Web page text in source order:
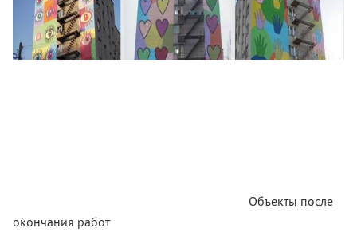
Объекты после
окончания работ